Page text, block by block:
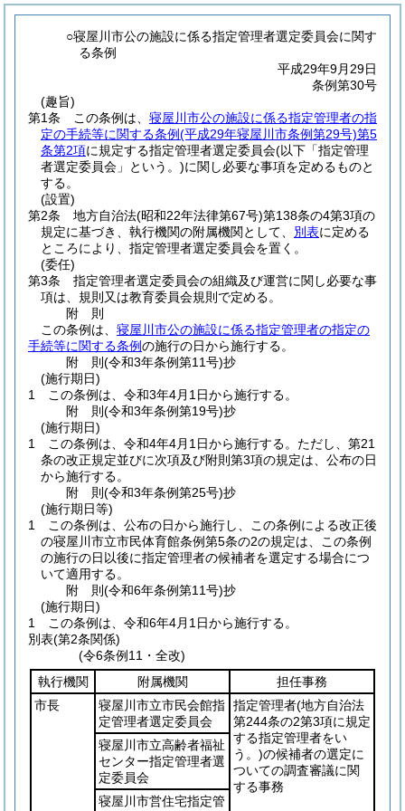
○寝屋川市公の施設に係る指定管理者選定委員会に関す
る条例
平成29年9月29日
条例第30号
(趣旨)
第1条
この条例は、 寝屋川市公の施設に係る指定管理者の指
定の手続等に関する条例(平成29年寝屋川市条例第29号)第5
条第2項に規定する指定管理者選定委員会(以下「指定管理
者選定委員会」という。)に関し必要な事項を定めるものと
する。
(設置)
第2条
地方自治法(昭和22年法律第67号)第138条の4第3項の
規定に基づき、執行機関の附属機関として、 別表に定める
ところにより、指定管理者選定委員会を置く。
(委任)
第3条
指定管理者選定委員会の組織及び運営に関し必要な事
項は、規則又は教育委員会規則で定める。
附 則
この条例は、 寝屋川市公の施設に係る指定管理者の指定の
手続等に関する条例の施行の日から施行する。
附 則(令和3年条例第11号)抄
(施行期日)
1
この条例は、令和3年4月1日から施行する。
附 則(令和3年条例第19号)抄
(施行期日)
1
この条例は、令和4年4月1日から施行する。 ただし、第21
条の改正規定並びに次項及び附則第3項の規定は、公布の日
から施行する。
附 則(令和3年条例第25号)抄
(施行期日等)
1
この条例は、公布の日から施行し、この条例による改正後
の寝屋川市立市民体育館条例第5条の2の規定は、この条例
の施行の日以後に指定管理者の候補者を選定する場合につ
いて適用する。
附 則(令和6年条例第11号)抄
(施行期日)
1
この条例は、令和6年4月1日から施行する。
別表(第2条関係)
(令6条例11・全改)
執行機関
附属機関
担任事務
市長
寝屋川市立市民会館指
定管理者選定委員会
指定管理者(地方自治法
第244条の2第3項に規定
する指定管理者をい
う。)の候補者の選定に
ついての調査審議に関
する事務
寝屋川市立高齢者福祉
センター指定管理者選
定委員会
寝屋川市営住宅指定管